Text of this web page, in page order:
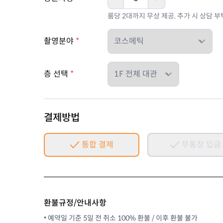
룸당 2대까지 무상 제공, 추가 시 상담 부
촬영분야 *
층 선택 *
결제방법
통합 결제 무통장 입금
환불규정/안내사항
• 예약일 기준 5일 전 취소 100% 환불 / 이후 환불 불가